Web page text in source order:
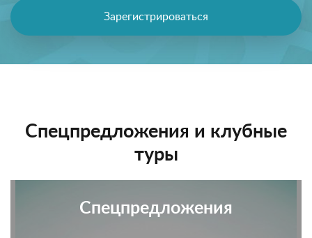
Зарегистрироваться
Спецпредложения и клубные
туры
Спецпредложения